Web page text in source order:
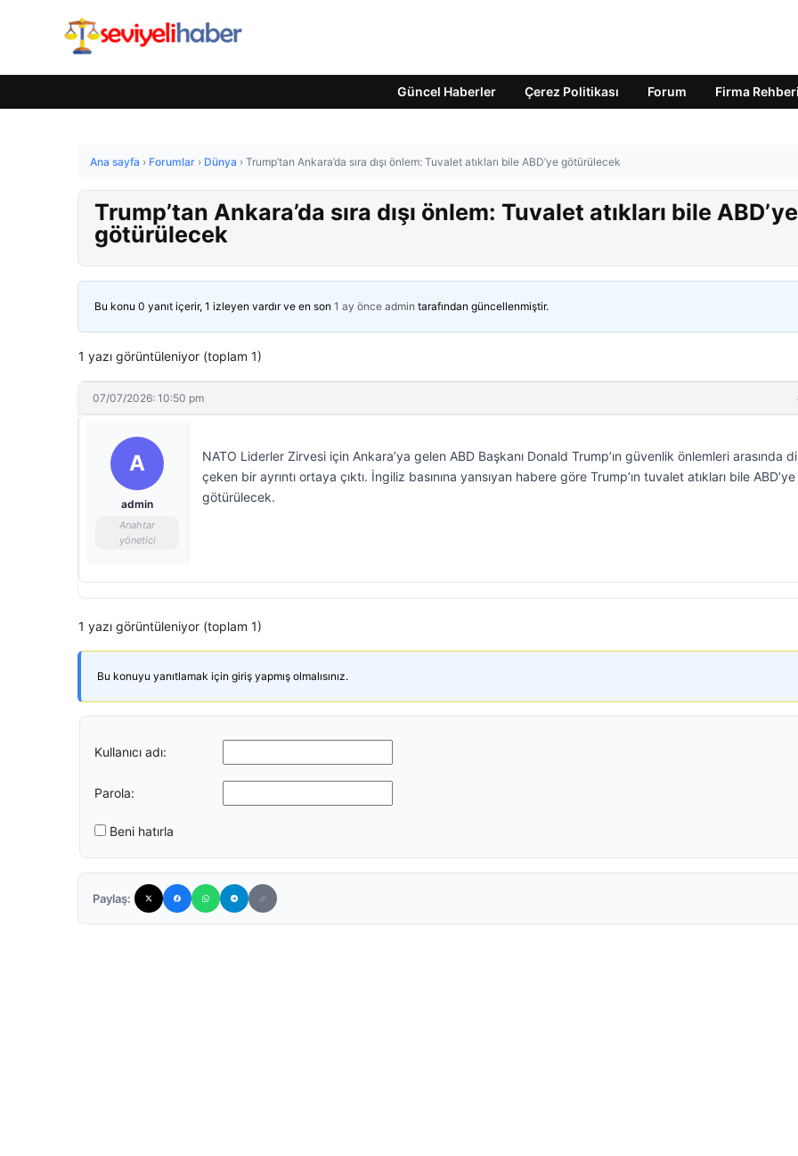
Güncel Haberler Çerez Politikası Forum Firma Rehberi
Ana sayfa › Forumlar › Dünya › Trump’tan Ankara’da sıra dışı önlem: Tuvalet atıkları bile ABD’ye götürülecek
Trump’tan Ankara’da sıra dışı önlem: Tuvalet atıkları bile ABD’ye
götürülecek
Bu konu 0 yanıt içerir, 1 izleyen vardır ve en son 1 ay önce admin tarafından güncellenmiştir.
1 yazı görüntüleniyor (toplam 1)
07/07/2026: 10:50 pm
A
admin
Anahtar
yönetici
NATO Liderler Zirvesi için Ankara’ya gelen ABD Başkanı Donald Trump’ın güvenlik önlemleri arasında
çeken bir ayrıntı ortaya çıktı. İngiliz basınına yansıyan habere göre Trump’ın tuvalet atıkları bile
götürülecek.
1 yazı görüntüleniyor (toplam 1)
Bu konuyu yanıtlamak için giriş yapmış olmalısınız.
Kullanıcı adı:
Parola:
Beni hatırla
Paylaş: